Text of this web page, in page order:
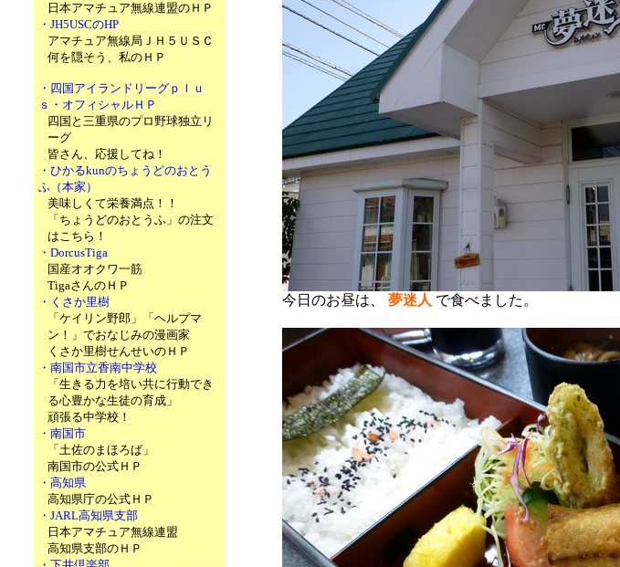
日本アマチュア無線連盟のＨＰ
・JH5USCのHP
アマチュア無線局ＪＨ５ＵＳＣ
何を隠そう、私のＨＰ
・四国アイランドリーグｐｌｕ
ｓ・オフィシャルＨＰ
四国と三重県のプロ野球独立リ
ーグ
皆さん、応援してね！
・ひかるkunのちょうどのおとう
ふ（本家）
美味しくて栄養満点！！
「ちょうどのおとうふ」の注文
はこちら！
・DorcusTiga
国産オオクワ一筋
TigaさんのＨＰ
・くさか里樹
「ケイリン野郎」「ヘルプマ
ン！」でおなじみの漫画家
くさか里樹せんせいのＨＰ
・南国市立香南中学校
「生きる力を培い共に行動でき
る心豊かな生徒の育成」
頑張る中学校！
・南国市
「土佐のまほろば」
南国市の公式ＨＰ
・高知県
高知県庁の公式ＨＰ
・JARL高知県支部
日本アマチュア無線連盟
高知県支部のＨＰ
今日のお昼は、 夢迷人 で食べました。